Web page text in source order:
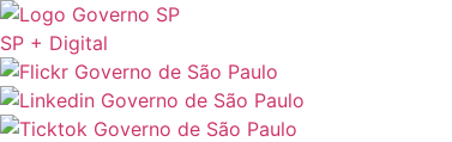
SP + Digital